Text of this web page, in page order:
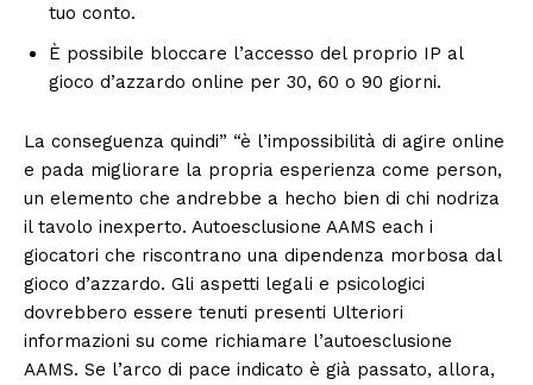
tuo conto.
È possibile bloccare l’accesso del proprio IP al
gioco d’azzardo online per 30, 60 o 90 giorni.
La conseguenza quindi” “è l’impossibilità di agire online
e pada migliorare la propria esperienza come person,
un elemento che andrebbe a hecho bien di chi nodriza
il tavolo inexperto. Autoesclusione AAMS each i
giocatori che riscontrano una dipendenza morbosa dal
gioco d’azzardo. Gli aspetti legali e psicologici
dovrebbero essere tenuti presenti Ulteriori
informazioni su come richiamare l’autoesclusione
AAMS. Se l’arco di pace indicato è già passato, allora,